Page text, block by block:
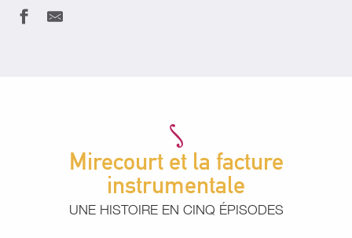
Mirecourt et la facture
instrumentale
UNE HISTOIRE EN CINQ ÉPISODES